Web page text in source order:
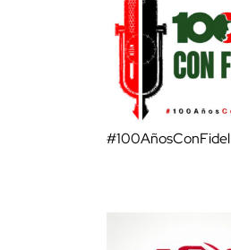
#100AñosConFidel